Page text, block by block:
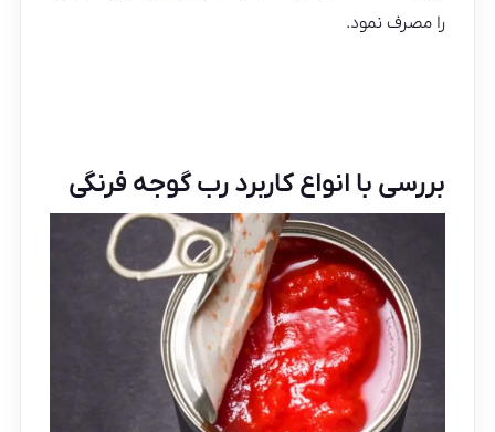
را مصرف نمود.
بررسی با انواع کاربرد رب گوجه فرنگی